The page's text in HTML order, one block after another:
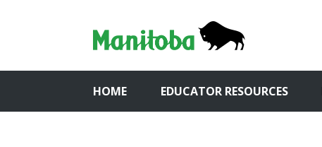
HOME EDUCATOR RESOURCES